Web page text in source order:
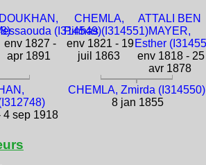
DOUKHAN,
(I314549)
env 1827 -
apr 1891
CHEMLA,
Pinhas (I314551)
env 1821 - 19
juil 1863
ATTALI BEN
MAYER,
Esther
env 1818 - 25
avr 1878
4 sep 1918
CHEMLA, Zmirda (I314550)
8 jan 1855